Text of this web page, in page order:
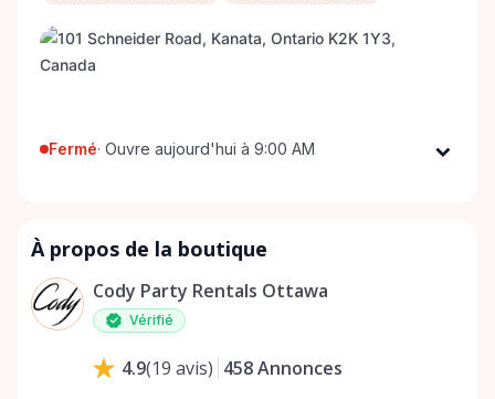
Fermé· Ouvre aujourd'hui à 9:00 AM
Mercredi
Jeudi
9:00 AM - 5:00 PM
Vendredi
Dimanche
À propos de la boutique
Cody Party Rentals Ottawa
Vérifié
4.9(19 avis) 458Annonces